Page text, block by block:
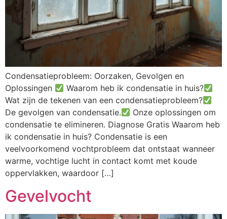
Condensatieprobleem: Oorzaken, Gevolgen en
Oplossingen
Waarom heb ik condensatie in huis?
Wat zijn de tekenen van een condensatieprobleem?
De gevolgen van condensatie.
Onze oplossingen om
condensatie te elimineren. Diagnose Gratis Waarom heb
ik condensatie in huis? Condensatie is een
veelvoorkomend vochtprobleem dat ontstaat wanneer
warme, vochtige lucht in contact komt met koude
oppervlakken, waardoor […]
Gevelvocht